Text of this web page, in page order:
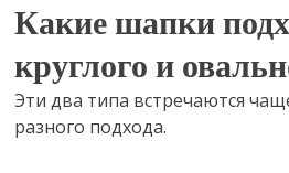
Какие шапки
круглого и
Эти два типа встречаются
разного подхода.